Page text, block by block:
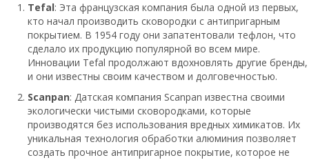
Tefal: Эта французская компания была одной из первых,
кто начал производить сковородки с антипригарным
покрытием. В 1954 году они запатентовали тефлон, что
сделало их продукцию популярной во всем мире.
Инновации Tefal продолжают вдохновлять другие бренды,
и они известны своим качеством и долговечностью.
Scanpan: Датская компания Scanpan известна своими
экологически чистыми сковородками, которые
производятся без использования вредных химикатов. Их
уникальная технология обработки алюминия позволяет
создать прочное антипригарное покрытие, которое не